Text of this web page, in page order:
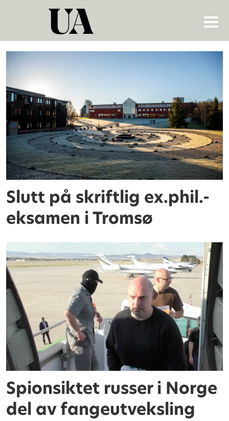
Tag:
universitetet
tromsø
Slutt på skriftlig ex.phil.-
eksamen i Tromsø
Spionsiktet russer i Norge
del av fangeutveksling